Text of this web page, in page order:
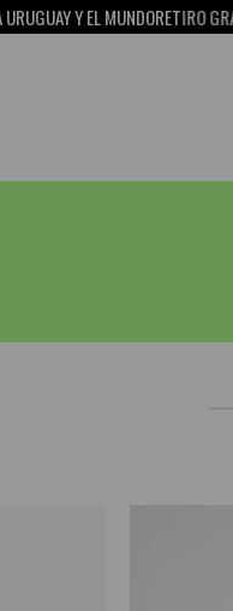
EL MUNDORETIRO GRATIS EN